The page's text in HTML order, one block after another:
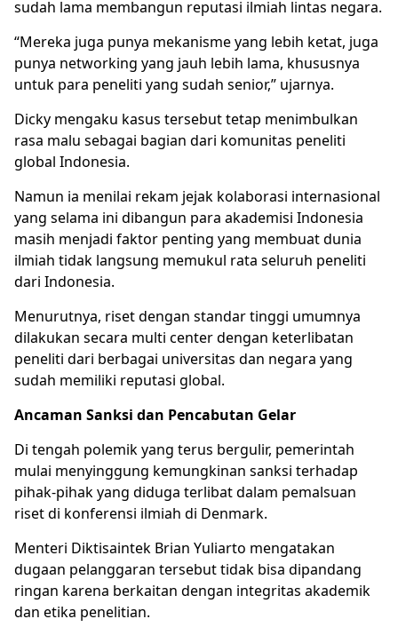
sudah lama membangun reputasi ilmiah lintas negara.
“Mereka juga punya mekanisme yang lebih ketat, juga
punya networking yang jauh lebih lama, khususnya
untuk para peneliti yang sudah senior,” ujarnya.
Dicky mengaku kasus tersebut tetap menimbulkan
rasa malu sebagai bagian dari komunitas peneliti
global Indonesia.
Namun ia menilai rekam jejak kolaborasi internasional
yang selama ini dibangun para akademisi Indonesia
masih menjadi faktor penting yang membuat dunia
ilmiah tidak langsung memukul rata seluruh peneliti
dari Indonesia.
Menurutnya, riset dengan standar tinggi umumnya
dilakukan secara multi center dengan keterlibatan
peneliti dari berbagai universitas dan negara yang
sudah memiliki reputasi global.
Ancaman Sanksi dan Pencabutan Gelar
Di tengah polemik yang terus bergulir, pemerintah
mulai menyinggung kemungkinan sanksi terhadap
pihak-pihak yang diduga terlibat dalam pemalsuan
riset di konferensi ilmiah di Denmark.
Menteri Diktisaintek Brian Yuliarto mengatakan
dugaan pelanggaran tersebut tidak bisa dipandang
ringan karena berkaitan dengan integritas akademik
dan etika penelitian.